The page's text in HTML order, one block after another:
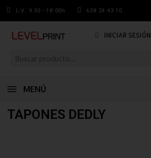
L-V: 9.30 - 18:00h 638 24 43 10
INICIAR SESIÓN
MENÚ
TAPONES DEDLY